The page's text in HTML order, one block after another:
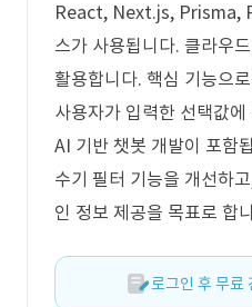
React, Next.js, Prisma,
스가 사용됩니다. 클라우
활용합니다. 핵심 기능으
사용자가 입력한 선택값
AI 기반 챗봇 개발이 포함
수기 필터 기능을 개선하
인 정보 제공을 목표로 합
로그인 후 무료